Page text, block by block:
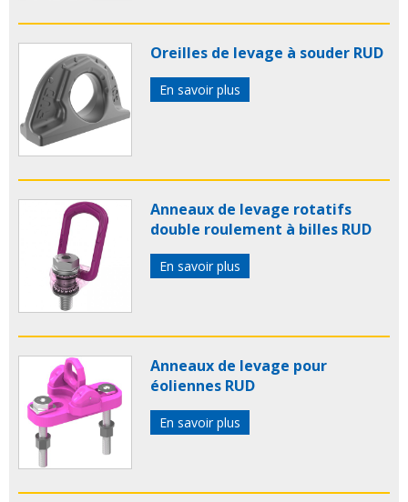
Oreilles de levage à souder RUD
En savoir plus
Anneaux de levage rotatifs
double roulement à billes RUD
En savoir plus
Anneaux de levage pour
éoliennes RUD
En savoir plus